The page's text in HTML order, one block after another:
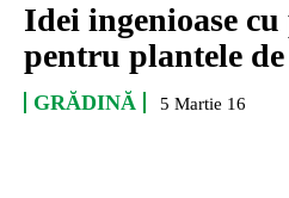
Idei ingenioase
pentru plantele
GRĂDINĂ 5 Martie 16